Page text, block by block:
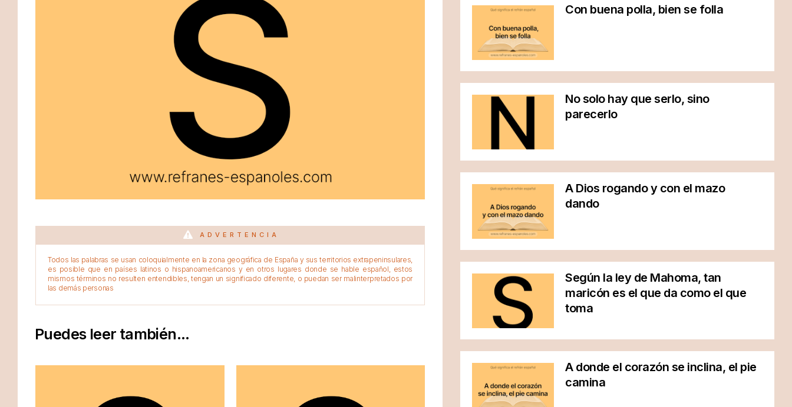
ADVERTENCIA
Todos las palabras se usan coloquialmente en la zona geográfica de España y sus territorios extrapeninsulares,
es posible que en países latinos o hispanoamericanos y en otros lugares donde se hable español, estos
mismos términos no resulten entendibles, tengan un significado diferente, o puedan ser malinterpretados por
las demás personas
Puedes leer también...
Con buena polla, bien se folla
No solo hay que serlo, sino
parecerlo
A Dios rogando y con el mazo
dando
Según la ley de Mahoma, tan
maricón es el que da como el que
toma
A donde el corazón se inclina, el pie
camina